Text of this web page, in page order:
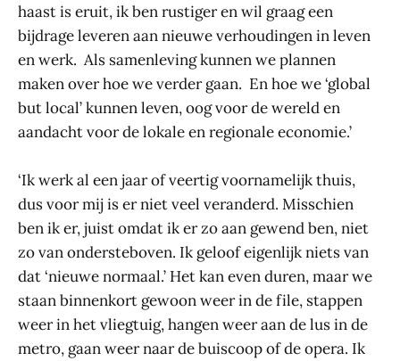
haast is eruit, ik ben rustiger en wil graag een
bijdrage leveren aan nieuwe verhoudingen in leven
en werk. Als samenleving kunnen we plannen
maken over hoe we verder gaan. En hoe we ‘global
but local’ kunnen leven, oog voor de wereld en
aandacht voor de lokale en regionale economie.’
‘Ik werk al een jaar of veertig voornamelijk thuis,
dus voor mij is er niet veel veranderd. Misschien
ben ik er, juist omdat ik er zo aan gewend ben, niet
zo van ondersteboven. Ik geloof eigenlijk niets van
dat ‘nieuwe normaal.’ Het kan even duren, maar we
staan binnenkort gewoon weer in de file, stappen
weer in het vliegtuig, hangen weer aan de lus in de
metro, gaan weer naar de buiscoop of de opera. Ik